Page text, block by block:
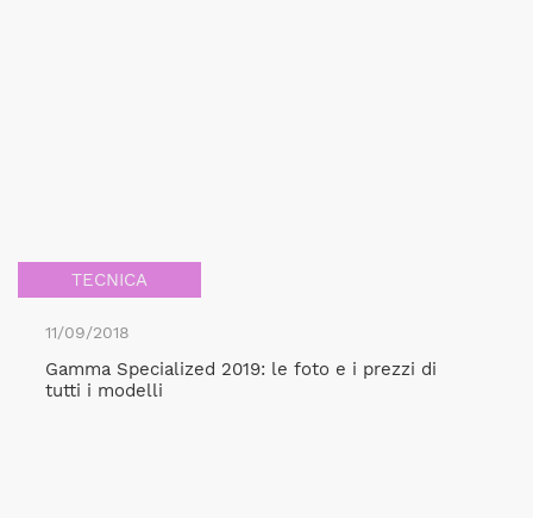
TECNICA
11/09/2018
Gamma Specialized 2019: le foto e i prezzi di
tutti i modelli